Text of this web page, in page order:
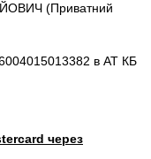
(Приватний
в АТ КБ
через